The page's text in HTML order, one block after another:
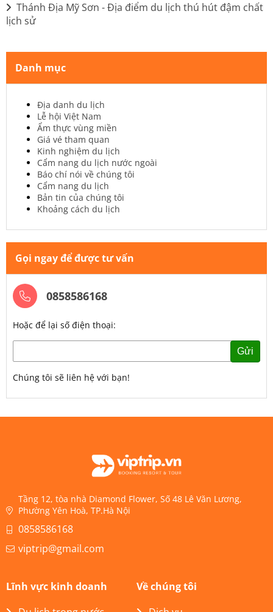
Thánh Địa Mỹ Sơn - Địa điểm du lịch thú hút đậm chất
lịch sử
Danh mục
Địa danh du lịch
Lễ hội Việt Nam
Ẩm thực vùng miền
Giá vé tham quan
Kinh nghiệm du lịch
Cẩm nang du lịch nước ngoài
Báo chí nói về chúng tôi
Cẩm nang du lịch
Bản tin của chúng tôi
Khoảng cách du lịch
Gọi ngay để được tư vấn
0858586168
Hoặc để lại số điện thoại:
Gửi
Chúng tôi sẽ liên hệ với bạn!
Tầng 12, tòa nhà Diamond Flower, Số 48 Lê Văn Lương,
Phường Yên Hoà, TP.Hà Nội
0858586168
viptrip@gmail.com
Lĩnh vực kinh doanh
Về chúng tôi